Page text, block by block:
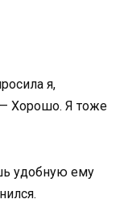
я,
— Хорошо. Я тоже
удобную ему